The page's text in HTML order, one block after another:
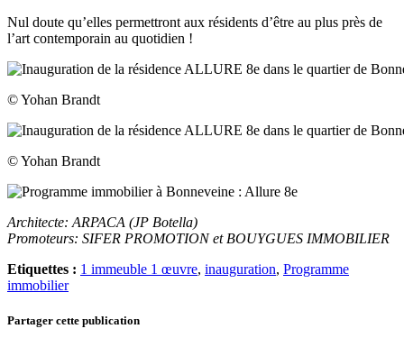
Nul doute qu’elles permettront aux résidents d’être au plus près de
l’art contemporain au quotidien !
© Yohan Brandt
© Yohan Brandt
Architecte: ARPACA (JP Botella)
Promoteurs: SIFER PROMOTION et BOUYGUES IMMOBILIER
Etiquettes : 1 immeuble 1 œuvre, inauguration, Programme
immobilier
Partager cette publication